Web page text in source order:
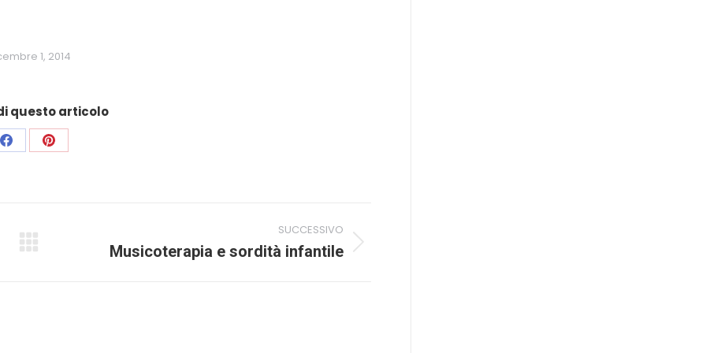
1, 2014
questo articolo
CondividiCondividi
SUCCESSIVO
ProssimoMusicoterapia e sordità infantile